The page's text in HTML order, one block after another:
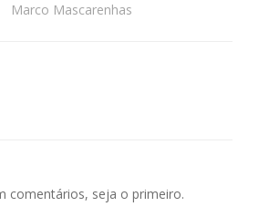
Marco Mascarenhas
comentários, seja o primeiro.